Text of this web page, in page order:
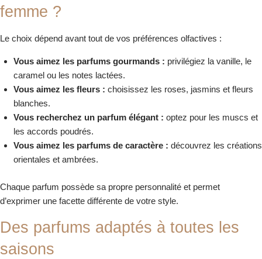
femme ?
Le choix dépend avant tout de vos préférences olfactives :
Vous aimez les parfums gourmands : privilégiez la vanille, le
caramel ou les notes lactées.
Vous aimez les fleurs : choisissez les roses, jasmins et fleurs
blanches.
Vous recherchez un parfum élégant : optez pour les muscs et
les accords poudrés.
Vous aimez les parfums de caractère : découvrez les créations
orientales et ambrées.
Chaque parfum possède sa propre personnalité et permet
d’exprimer une facette différente de votre style.
Des parfums adaptés à toutes les
saisons